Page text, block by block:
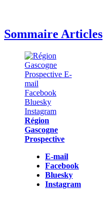
Sommaire Articles
Région
Gascogne
Prospective
E-mail
Facebook
Bluesky
Instagram